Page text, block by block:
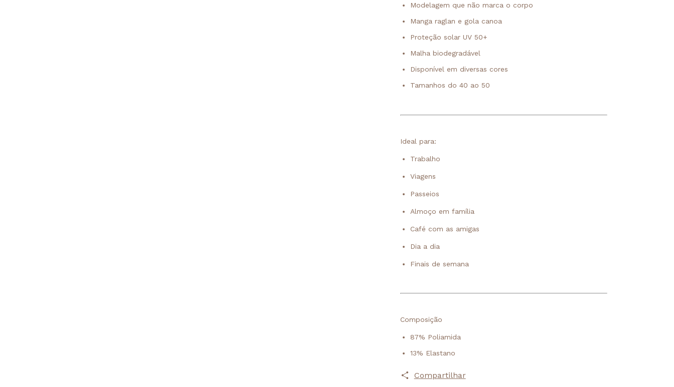
Modelagem que não marca o corpo
Manga raglan e gola canoa
Proteção solar UV 50+
Malha biodegradável
Disponível em diversas cores
Tamanhos do 40 ao 50
Ideal para:
Trabalho
Viagens
Passeios
Almoço em família
Café com as amigas
Dia a dia
Finais de semana
Composição
87% Poliamida
13% Elastano
Compartilhar